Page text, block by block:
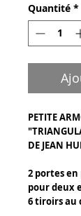
Quantité *
PETITE
DE JEAN
2 portes
pour deux
6 tiroirs au